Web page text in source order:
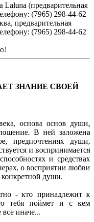
(предварительная
(7965) 298-44-62
предварительная
(7965) 298-44-62
ЗНАНИЕ СВОЕЙ
основа основ души,
В ней заложена
предпочтениях души,
и воспринимается
и средствах
о восприятии любви
души.
- кто принадлежит к
тебя поймет и с кем
иначе...